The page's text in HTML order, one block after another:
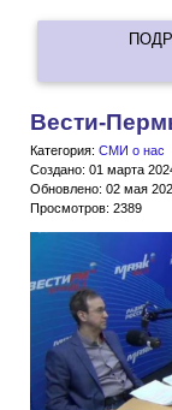
Вести-
Категория: СМИ о нас
Создано: 01 марта
Обновлено: 02 мая
Просмотров: 2389